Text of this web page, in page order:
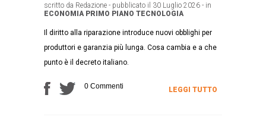
scritto da Redazione - pubblicato il 30 Luglio 2026 - in
ECONOMIA PRIMO PIANO TECNOLOGIA
Il diritto alla riparazione introduce nuovi obblighi per
produttori e garanzia più lunga. Cosa cambia e a che
punto è il decreto italiano.
0 Commenti LEGGI TUTTO